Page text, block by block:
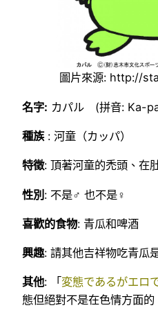
圖片來源: http://
名字: カパル (拼音: Ka-
種族: 河童（カッパ）
特徵: 頂著河童的禿頭、在
性別 : 不是♂ 也不是♀
喜歡的食物: 青瓜和啤酒
興趣: 請其他吉祥物吃青瓜
其他: 「変態であるがエロ
態但絕對不是在色情方面的